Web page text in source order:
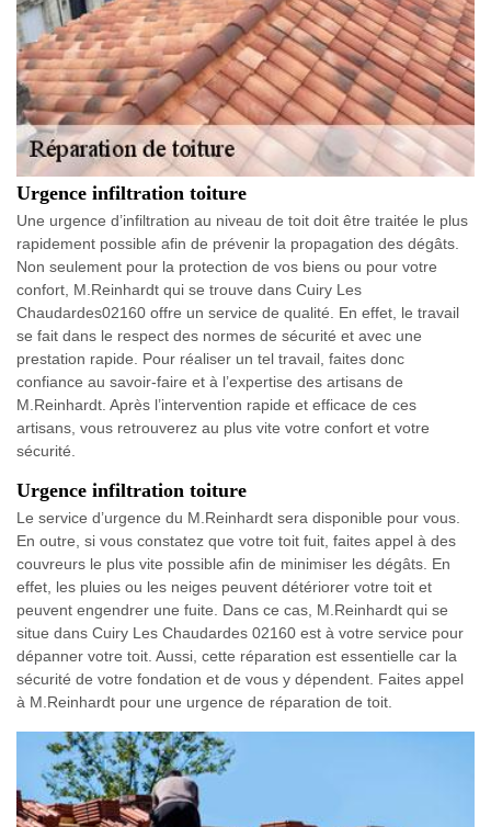
Urgence infiltration toiture
Une urgence d’infiltration au niveau de toit doit être traitée le plus
rapidement possible afin de prévenir la propagation des dégâts.
Non seulement pour la protection de vos biens ou pour votre
confort, M.Reinhardt qui se trouve dans Cuiry Les
Chaudardes02160 offre un service de qualité. En effet, le travail
se fait dans le respect des normes de sécurité et avec une
prestation rapide. Pour réaliser un tel travail, faites donc
confiance au savoir-faire et à l’expertise des artisans de
M.Reinhardt. Après l’intervention rapide et efficace de ces
artisans, vous retrouverez au plus vite votre confort et votre
sécurité.
Urgence infiltration toiture
Le service d’urgence du M.Reinhardt sera disponible pour vous.
En outre, si vous constatez que votre toit fuit, faites appel à des
couvreurs le plus vite possible afin de minimiser les dégâts. En
effet, les pluies ou les neiges peuvent détériorer votre toit et
peuvent engendrer une fuite. Dans ce cas, M.Reinhardt qui se
situe dans Cuiry Les Chaudardes 02160 est à votre service pour
dépanner votre toit. Aussi, cette réparation est essentielle car la
sécurité de votre fondation et de vous y dépendent. Faites appel
à M.Reinhardt pour une urgence de réparation de toit.